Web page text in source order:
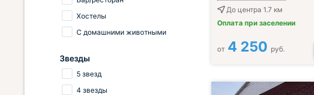
До центра 1.7 км
Оплата при заселении
от 4 250 руб.
Хостелы
С домашними животными
Звезды
5 звезд
4 звезды